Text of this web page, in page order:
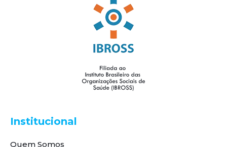
Institucional
Quem Somos